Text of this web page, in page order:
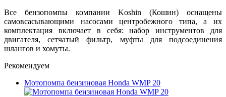
Все бензопомпы компании Koshin (Кошин) оснащены
самовсасывающими насосами центробежного типа, а их
комплектация включает в себя: набор инструментов для
двигателя, сетчатый фильтр, муфты для подсоединения
шлангов и хомуты.
Рекомендуем
Мотопомпа бензиновая Honda WMP 20